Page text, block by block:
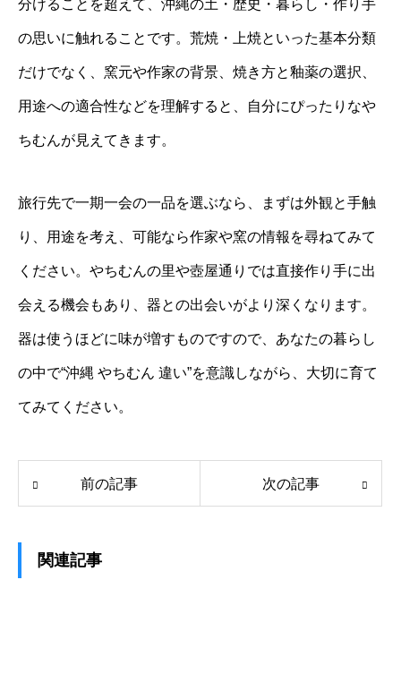
分けることを超えて、沖縄の土・歴史・暮らし・作り手
の思いに触れることです。荒焼・上焼といった基本分類
だけでなく、窯元や作家の背景、焼き方と釉薬の選択、
用途への適合性などを理解すると、自分にぴったりなや
ちむんが見えてきます。
旅行先で一期一会の一品を選ぶなら、まずは外観と手触
り、用途を考え、可能なら作家や窯の情報を尋ねてみて
ください。やちむんの里や壺屋通りでは直接作り手に出
会える機会もあり、器との出会いがより深くなります。
器は使うほどに味が増すものですので、あなたの暮らし
の中で“沖縄 やちむん 違い”を意識しながら、大切に育て
てみてください。
前の記事 次の記事
関連記事